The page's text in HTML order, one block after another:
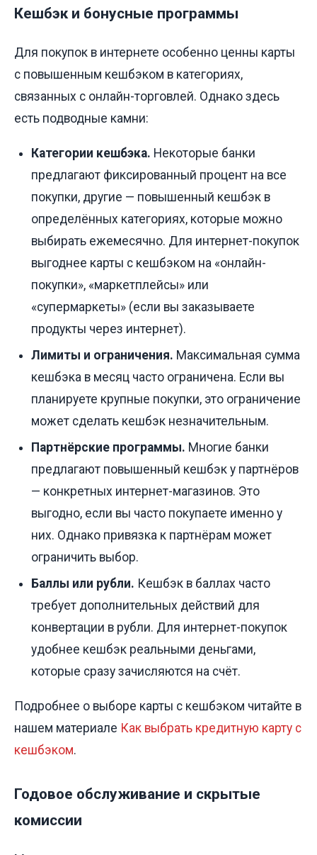
Кешбэк и бонусные программы
Для покупок в интернете особенно ценны карты
с повышенным кешбэком в категориях,
связанных с онлайн-торговлей. Однако здесь
есть подводные камни:
Категории кешбэка. Некоторые банки
предлагают фиксированный процент на все
покупки, другие — повышенный кешбэк в
определённых категориях, которые можно
выбирать ежемесячно. Для интернет-покупок
выгоднее карты с кешбэком на «онлайн-
покупки», «маркетплейсы» или
«супермаркеты» (если вы заказываете
продукты через интернет).
Лимиты и ограничения. Максимальная сумма
кешбэка в месяц часто ограничена. Если вы
планируете крупные покупки, это ограничение
может сделать кешбэк незначительным.
Партнёрские программы. Многие банки
предлагают повышенный кешбэк у партнёров
— конкретных интернет-магазинов. Это
выгодно, если вы часто покупаете именно у
них. Однако привязка к партнёрам может
ограничить выбор.
Баллы или рубли. Кешбэк в баллах часто
требует дополнительных действий для
конвертации в рубли. Для интернет-покупок
удобнее кешбэк реальными деньгами,
которые сразу зачисляются на счёт.
Подробнее о выборе карты с кешбэком читайте в
нашем материале Как выбрать кредитную карту с
кешбэком.
Годовое обслуживание и скрытые
комиссии